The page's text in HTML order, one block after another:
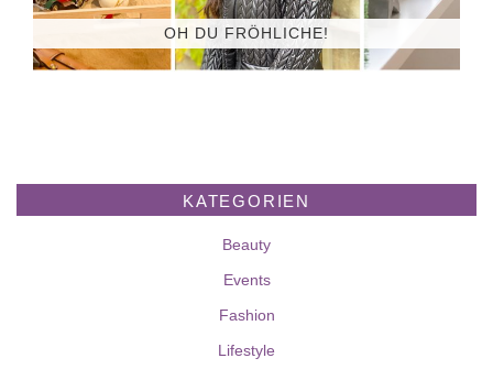
OH DU FRÖHLICHE!
KATEGORIEN
Beauty
Events
Fashion
Lifestyle